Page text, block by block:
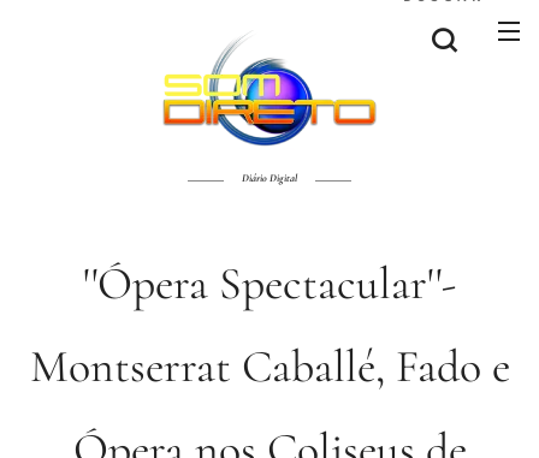
Diário Digital
''Ópera Spectacular''-
Montserrat Caballé, Fado e